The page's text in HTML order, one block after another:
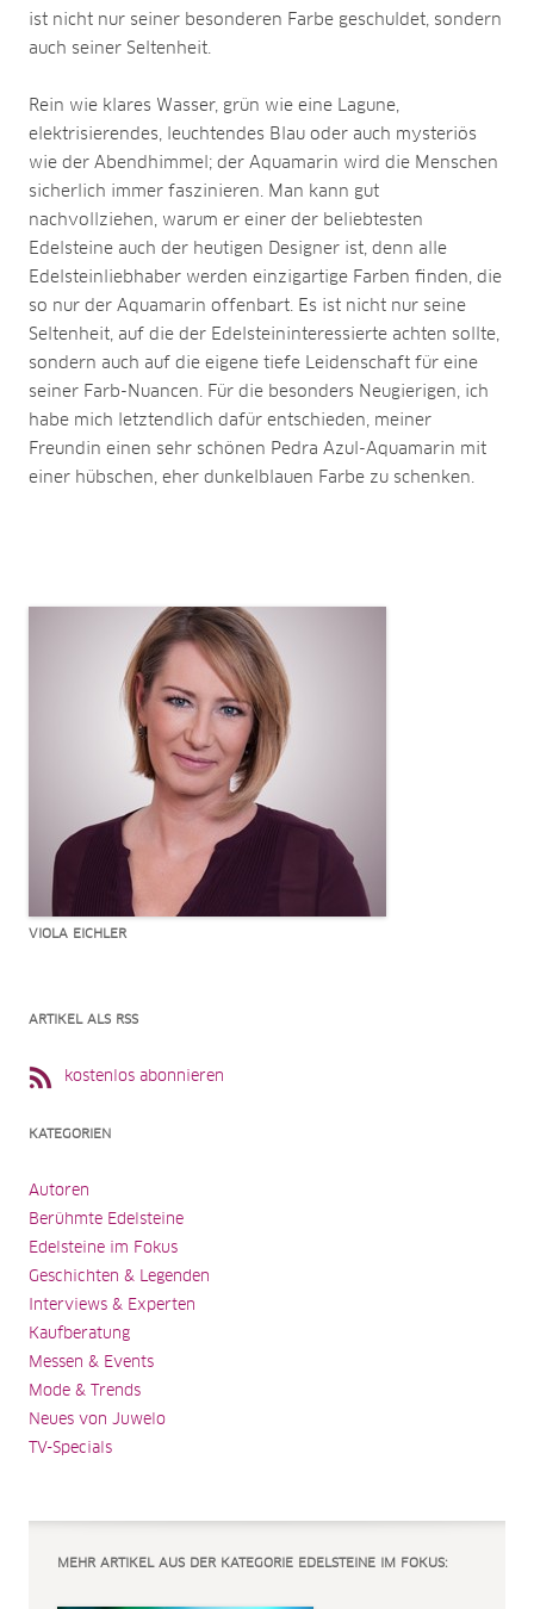
ist nicht nur seiner besonderen Farbe geschuldet, sondern
auch seiner Seltenheit.
Rein wie klares Wasser, grün wie eine Lagune,
elektrisierendes, leuchtendes Blau oder auch mysteriös
wie der Abendhimmel; der Aquamarin wird die Menschen
sicherlich immer faszinieren. Man kann gut
nachvollziehen, warum er einer der beliebtesten
Edelsteine auch der heutigen Designer ist, denn alle
Edelsteinliebhaber werden einzigartige Farben finden, die
so nur der Aquamarin offenbart. Es ist nicht nur seine
Seltenheit, auf die der Edelsteininteressierte achten sollte,
sondern auch auf die eigene tiefe Leidenschaft für eine
seiner Farb-Nuancen. Für die besonders Neugierigen, ich
habe mich letztendlich dafür entschieden, meiner
Freundin einen sehr schönen Pedra Azul-Aquamarin mit
einer hübschen, eher dunkelblauen Farbe zu schenken.
VIOLA EICHLER
ARTIKEL ALS RSS
kostenlos abonnieren
KATEGORIEN
Autoren
Berühmte Edelsteine
Edelsteine im Fokus
Geschichten & Legenden
Interviews & Experten
Kaufberatung
Messen & Events
Mode & Trends
Neues von Juwelo
TV-Specials
MEHR ARTIKEL AUS DER KATEGORIE EDELSTEINE IM FOKUS: